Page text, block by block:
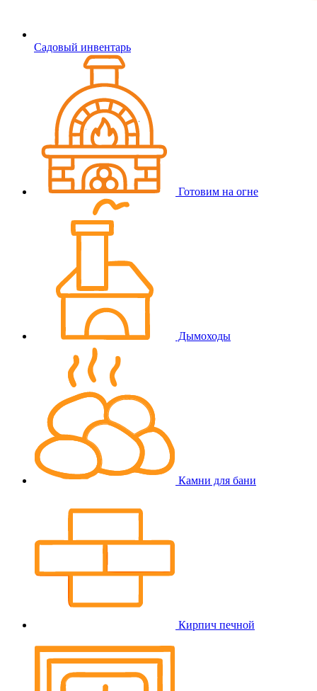
Садовый инвентарь
Готовим на огне
Дымоходы
Камни для бани
Кирпич печной